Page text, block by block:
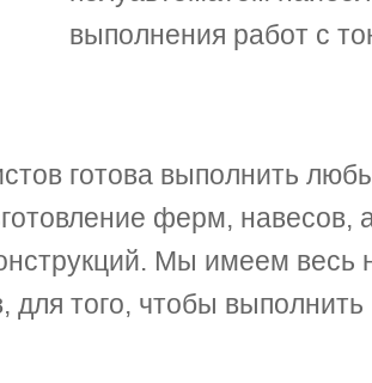
выполнения работ с
готова выполнить
ферм, навесов,
Мы имеем весь
для того, чтобы